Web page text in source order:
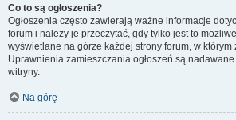
Co to są ogłoszenia?
Ogłoszenia często zawierają ważne informacje
forum i należy je przeczytać, gdy tylko jest to
wyświetlane na górze każdej strony forum, w którym
Uprawnienia zamieszczania ogłoszeń są
witryny.
Na górę